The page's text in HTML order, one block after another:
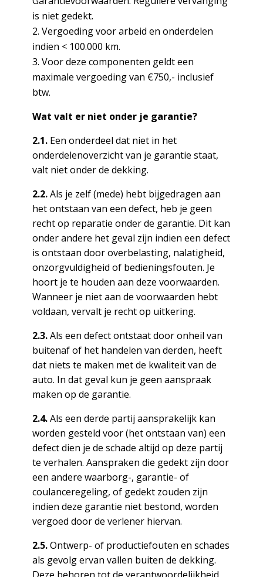
is niet gedekt.
Vergoeding voor arbeid en onderdelen
indien < 100.000 km.
Voor deze componenten geldt een
maximale vergoeding van €750,- inclusief
btw.
Wat valt er niet onder je garantie?
2.1.Een onderdeel dat niet in het
onderdelenoverzicht van je garantie staat,
valt niet onder de dekking.
2.2.Als je zelf (mede) hebt bijgedragen aan
het ontstaan van een defect, heb je geen
recht op reparatie onder de garantie. Dit kan
onder andere het geval zijn indien een defect
is ontstaan door overbelasting, nalatigheid,
onzorgvuldigheid of bedieningsfouten. Je
hoort je te houden aan deze voorwaarden.
Wanneer je niet aan de voorwaarden hebt
voldaan, vervalt je recht op uitkering.
2.3.Als een defect ontstaat door onheil van
buitenaf of het handelen van derden, heeft
dat niets te maken met de kwaliteit van de
auto. In dat geval kun je geen aanspraak
maken op de garantie.
2.4.Als een derde partij aansprakelijk kan
worden gesteld voor (het ontstaan van) een
defect dien je de schade altijd op deze partij
te verhalen. Aanspraken die gedekt zijn door
een andere waarborg-, garantie- of
coulanceregeling, of gedekt zouden zijn
indien deze garantie niet bestond, worden
vergoed door de verlener hiervan.
2.5.Ontwerp- of productiefouten en schades
als gevolg ervan vallen buiten de dekking.